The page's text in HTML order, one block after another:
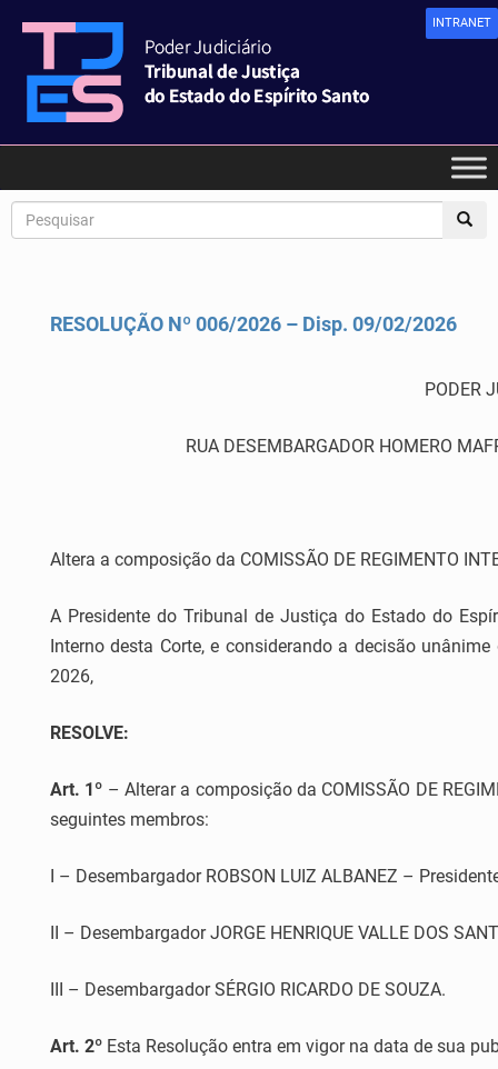
INTRANET
RESOLUÇÃO Nº 006/2026 – Disp. 09/02/2026
PODER
RUA DESEMBARGADOR HOMERO
Altera a composição da COMISSÃO DE REGIMENTO
A Presidente do Tribunal de Justiça do Estado do
Interno desta Corte, e considerando a decisão
2026,
RESOLVE:
Art. 1º – Alterar a composição da COMISSÃO DE
seguintes membros:
I – Desembargador ROBSON LUIZ ALBANEZ –
II – Desembargador JORGE HENRIQUE VALLE DOS
III – Desembargador SÉRGIO RICARDO DE SOUZA.
Art. 2ºEsta Resolução entra em vigor na data de sua